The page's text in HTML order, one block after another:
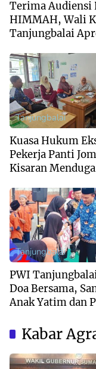
Terima Audiensi
HIMMAH, Wali
Tanjungbalai
Al Washliyah
Tanjungbalai
Kuasa Hukum
Pekerja Panti
Kisaran Menduga
Bentuk PHK
Terselebung
Tanjungbalai
PWI
Doa Bersama,
Anak Yatim dan
Forkopimda
Kabar